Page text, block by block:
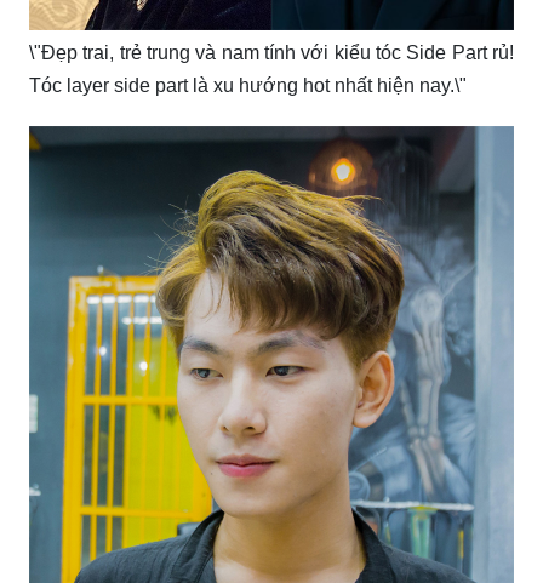
\"Khám phá kiểu tóc Side Part nam phù hợp với mọi
khuôn mặt! Tóc layer side part đem đến phong cách lịch
\"Cảm nhận sự nam tính, cool và ngầu với kiểu tóc
Mullet Side Part! Tóc layer side part là xu hướng nổi bật
trong năm 2022.\"
\"Tạo điểm nhấn cá tính và thời thượng với kiểu tóc
Side Part 7/3! Tóc layer side part là lựa chọn đầy sáng
tạo cho năm 2024.\"